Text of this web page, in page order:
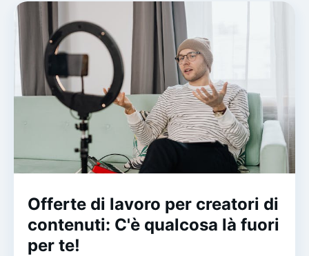
Offerte di lavoro per creatori di
contenuti: C'è qualcosa là fuori
per te!